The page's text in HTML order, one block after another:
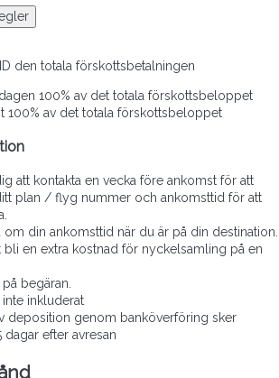
den totala förskottsbetalningen
100% av det totala förskottsbeloppet
100% av det totala förskottsbeloppet
att kontakta en vecka före ankomst för att
plan / flyg nummer och ankomsttid för att
din ankomsttid när du är på din destination.
bli en extra kostnad för nyckelsamling på en
begäran.
inte inkluderat
deposition genom banköverföring sker
dagar efter avresan